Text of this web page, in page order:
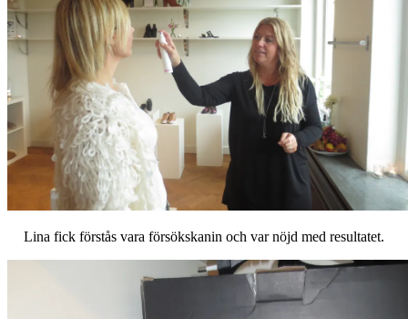
Lina fick förstås vara försökskanin och var nöjd med resultatet.